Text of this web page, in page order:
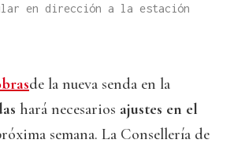
en dirección a la estación
de la nueva senda en la
hará necesarios ajustes en el
semana. La Consellería de